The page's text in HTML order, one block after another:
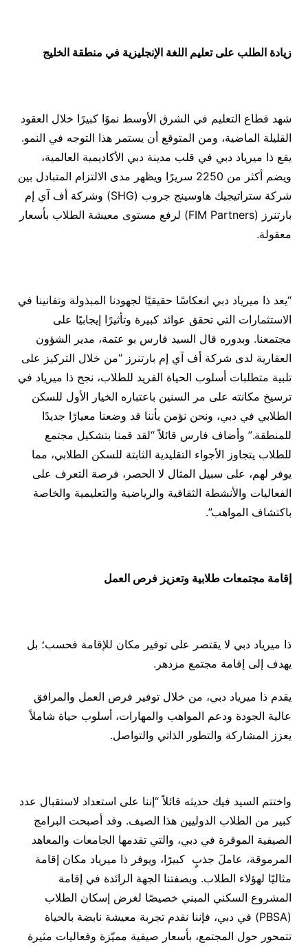
زيادة الطلب على تعليم اللغة الإنجليزية في منطقة الخليج
شهد قطاع التعليم في الشرق الأوسط نموًا كبيرًا خلال العقود
القليلة الماضية، ومن المتوقع أن يستمر هذا التوجه في النمو.
يقع ذا ميرياد دبي في قلب مدينة دبي الأكاديمية العالمية،
ويضم أكثر من 2250 سريرًا ويظهر مدى الالتزام المتبادل بين
شركة ستراتيجيك هاوسينج جروب (SHG) وشركة أف آي إم
بارتنرز (FIM Partners) لرفع مستوى معيشة الطلاب بأسعار
معقولة.
“يعد ذا ميرياد دبي انعكاسًا حقيقيًا لجهودنا المبذولة وتفانينا في
الاستثمارات التي تحقق عوائد كبيرة وتأثيرًا إيجابيًا على
مجتمعنا. وبدوره قال السيد فارس بو عتمة، مدير الشؤون
العقارية لدى شركة أف آي إم بارتنرز “من خلال التركيز على
تلبية متطلبات أسلوب الحياة الفريد للطلاب، نجح ذا ميرياد في
ترسيخ مكانته على مر السنين باعتباره الخيار الأول للسكن
الطلابي في دبي، ونحن نؤمن بأننا قد وضعنا معيارًا جديدًا
للمنطقة.” وأضاف فارس قائلاً “لقد قمنا بتشكيل مجتمع
للطلاب يتجاوز الأجواء التقليدية الثابتة للسكن الطلابي، مما
يوفر لهم، على سبيل المثال لا الحصر، فرصة التعرف على
الفعاليات والأنشطة الثقافية والرياضية والتعليمية والخاصة
باكتشاف المواهب”.
إقامة مجتمعات طلابية وتعزيز فرص العمل
ذا ميرياد دبي لا يقتصر على توفير مكان للإقامة فحسب؛ بل
يهدف إلى إقامة مجتمع مزدهر.
يقدم ذا ميرياد دبي، من خلال توفير فرص العمل والمرافق
عالية الجودة ودعم المواهب والمهارات، أسلوب حياة شاملاً
يعزز المشاركة والتطور الذاتي والتواصل.
واختتم السيد فيك حديثه قائلاً “إننا على استعداد لاستقبال عدد
كبير من الطلاب الدوليين هذا الصيف. وقد أصبحت البرامج
الصيفية الموقرة في دبي، والتي تقدمها الجامعات والمعاهد
المرموقة، عاملَ جذبٍ كبيرًا، ويوفر ذا ميرياد مكان إقامة
مثاليًا لهؤلاء الطلاب. وبصفتنا الجهة الرائدة في إقامة
المشروع السكني المبني خصيصًا لغرض إسكان الطلاب
(PBSA) في دبي، فإننا نقدم تجربة معيشة نابضة بالحياة
تتمحور حول المجتمع، بأسعار صيفية مميّزة وفعاليات مثيرة